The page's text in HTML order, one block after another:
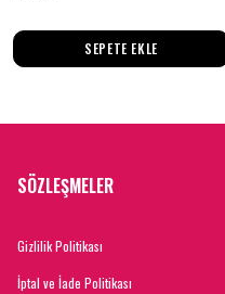
SEPETE EKLE
SÖZLEŞMELER
Gizlilik Politikası
İptal ve İade Politikası